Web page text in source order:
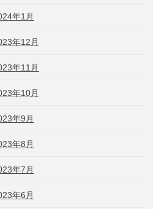
年1月
年12月
年11月
年10月
年9月
年8月
年7月
年6月